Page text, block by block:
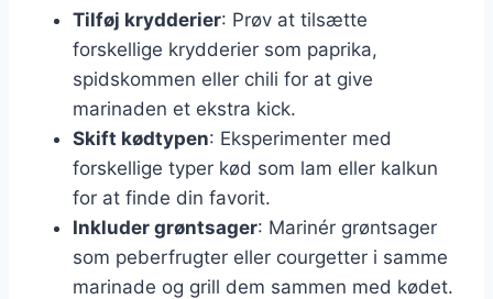
Tilføj krydderier: Prøv at tilsætte
forskellige krydderier som paprika,
spidskommen eller chili for at give
marinaden et ekstra kick.
Skift kødtypen: Eksperimenter med
forskellige typer kød som lam eller kalkun
for at finde din favorit.
Inkluder grøntsager: Marinér grøntsager
som peberfrugter eller courgetter i samme
marinade og grill dem sammen med kødet.